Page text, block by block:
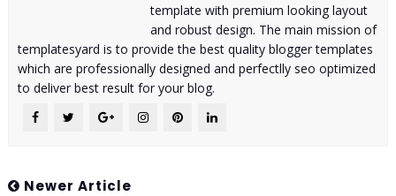
template with premium looking layout
and robust design. The main mission of
templatesyard is to provide the best quality blogger templates
which are professionally designed and perfectlly seo optimized
to deliver best result for your blog.
Newer Article